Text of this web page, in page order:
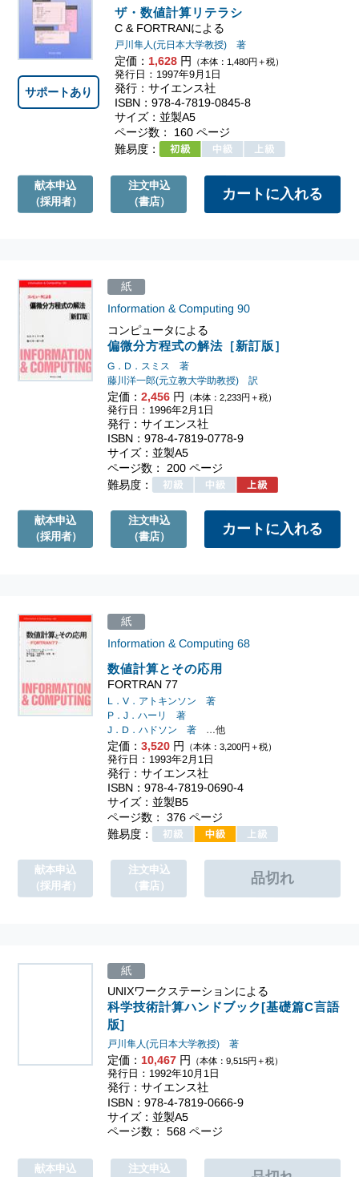
ザ・数値計算リテラシ
C & FORTRANによる
戸川隼人(元日本大学教授) 著
定価： 1,628円 （本体：1,480円＋税）
発行日：1997年9月1日
発行：サイエンス社
ISBN：978-4-7819-0845-8
サイズ：並製A5
ページ数： 160 ページ
難易度：
サポートあり
献本申込
（採用者）
注文申込
（書店）
コンピュータによる
偏微分方程式の解法［新訂版］
Information & Computing 90
G．D．スミス 著
藤川洋一郎(元立教大学助教授) 訳
定価：2,456 円 （本体：2,233円＋税）
紙
発行日：1996年2月1日
発行：サイエンス社
ISBN：978-4-7819-0778-9
サイズ：並製A5
ページ数： 200 ページ
難易度：
献本申込
（採用者）
注文申込
（書店）
数値計算とその応用
FORTRAN 77
Information & Computing 68
L．V．アトキンソン 著
P．J．ハーリ 著
J．D．ハドソン 著 …他
定価：3,520 円 （本体：3,200円＋税）
紙
発行日：1993年2月1日
発行：サイエンス社
ISBN：978-4-7819-0690-4
サイズ：並製B5
ページ数： 376 ページ
難易度：
献本申込
（採用者）
注文申込
（書店）
UNIXワークステーションによる
科学技術計算ハンドブック[基礎篇C言語
版]
戸川隼人(元日本大学教授) 著
定価： 10,467 円 （本体：9,515円＋税）
紙
発行日：1992年10月1日
発行：サイエンス社
ISBN：978-4-7819-0666-9
サイズ：並製A5
ページ数： 568 ページ
献本申込
注文申込